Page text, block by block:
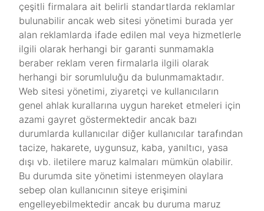
çeşitli firmalara ait belirli standartlarda reklamlar
bulunabilir ancak web sitesi yönetimi burada yer
alan reklamlarda ifade edilen mal veya hizmetlerle
ilgili olarak herhangi bir garanti sunmamakla
beraber reklam veren firmalarla ilgili olarak
herhangi bir sorumluluğu da bulunmamaktadır.
Web sitesi yönetimi, ziyaretçi ve kullanıcıların
genel ahlak kurallarına uygun hareket etmeleri için
azami gayret göstermektedir ancak bazı
durumlarda kullanıcılar diğer kullanıcılar tarafından
tacize, hakarete, uygunsuz, kaba, yanıltıcı, yasa
dışı vb. iletilere maruz kalmaları mümkün olabilir.
Bu durumda site yönetimi istenmeyen olaylara
sebep olan kullanıcının siteye erişimini
engelleyebilmektedir ancak bu duruma maruz